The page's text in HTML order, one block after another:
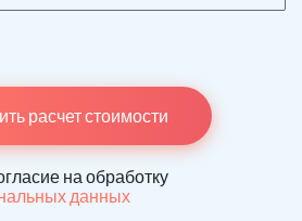
расчет стоимости
на обработку
данных